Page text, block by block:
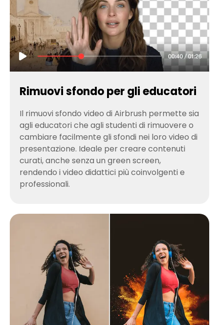
Rimuovi sfondo per gli educatori
Il rimuovi sfondo video di Airbrush permette sia
agli educatori che agli studenti di rimuovere o
cambiare facilmente gli sfondi nei loro video di
presentazione. Ideale per creare contenuti
curati, anche senza un green screen,
rendendo i video didattici più coinvolgenti e
professionali.